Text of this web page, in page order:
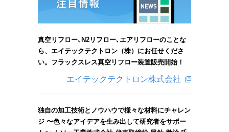
真空リフロー､N2リフロー､エアリフローのことな
ら、エイテックテクトロン（株）にお任せくださ
い。フラックスレス真空リフロー装置販売開始！
エイテックテクトロン株式会社
独自の加工技術とノウハウで様々な材料にチャレン
ジ 〜色々なアイデアを生み出して研究者をサポー